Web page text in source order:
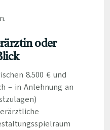
oder
8.500 € und
– in Anlehnung an